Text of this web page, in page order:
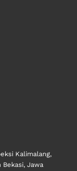
Kalimalang,
Bekasi, Jawa